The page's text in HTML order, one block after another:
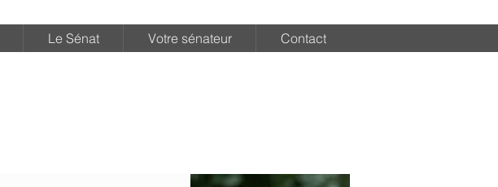
Le Sénat Votre sénateur Contact